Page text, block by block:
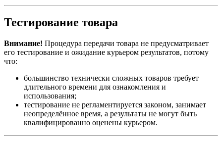
Тестирование товара
Внимание! Процедура передачи товара не предусматривает
его тестирование и ожидание курьером результатов, потому
что:
большинство технически сложных товаров требует
длительного времени для ознакомления и
использования;
тестирование не регламентируется законом, занимает
неопределённое время, а результаты не могут быть
квалифицированно оценены курьером.